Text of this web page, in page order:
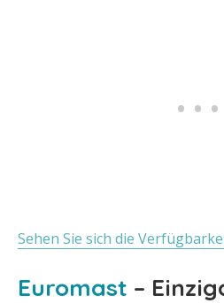
Sehen Sie sich die
Euromast –